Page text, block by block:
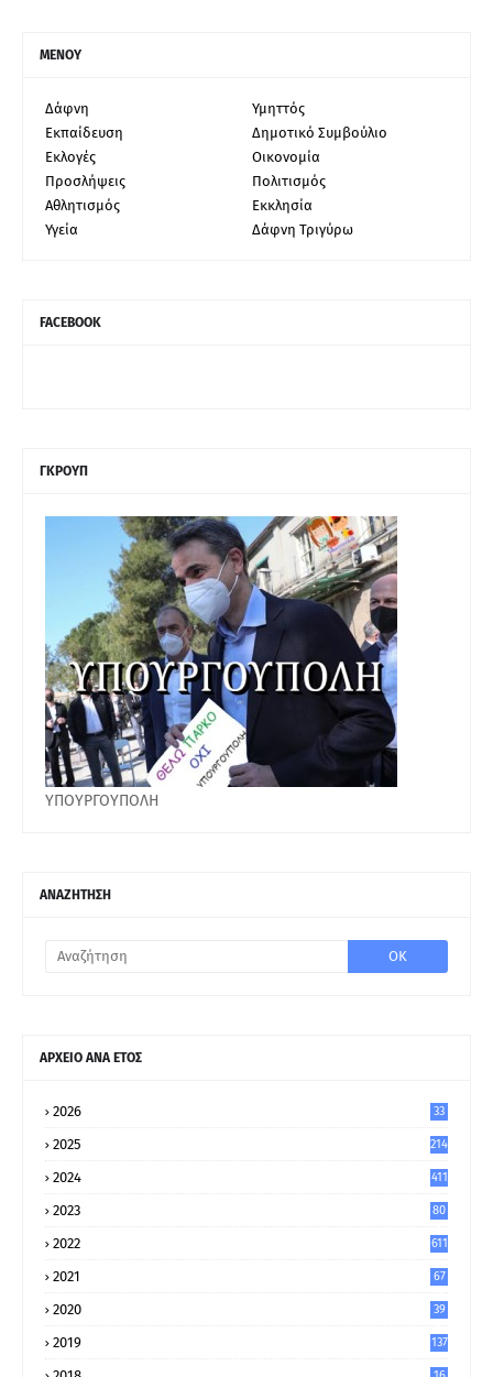
ΜΕΝΟΥ
Δάφνη
Υμηττός
Εκπαίδευση
Δημοτικό Συμβούλιο
Εκλογές
Οικονομία
Προσλήψεις
Πολιτισμός
Αθλητισμός
Εκκλησία
Υγεία
Δάφνη Τριγύρω
FACEBOOK
ΓΚΡΟΥΠ
ΥΠΟΥΡΓΟΥΠΟΛΗ
ΑΝΑΖΗΤΗΣΗ
ΑΡΧΕΙΟ ΑΝΑ ΕΤΟΣ
2026 33
2025 214
2024 411
2023
80
2022 611
2021
67
2020
39
2019 137